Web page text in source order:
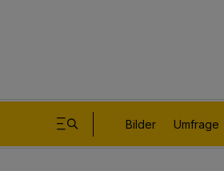
Bilder Umfrage